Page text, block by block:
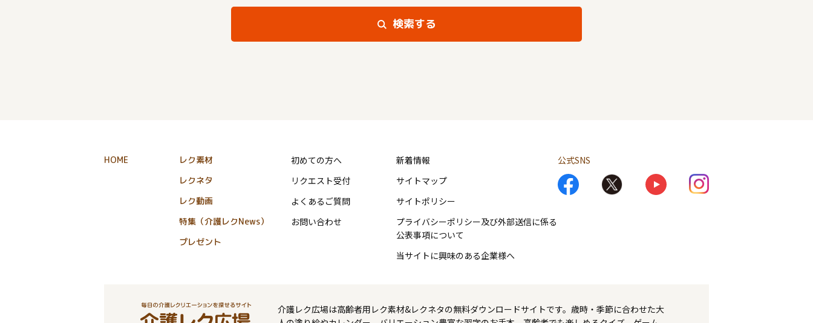
検索する
HOME
レク素材
レクネタ
レク動画
特集（介護レクNews）
プレゼント
初めての方へ
リクエスト受付
よくあるご質問
お問い合わせ
新着情報
サイトマップ
サイトポリシー
プライバシーポリシー及び外部送信に係る
公表事項について
当サイトに興味のある企業様へ
公式SNS
介護レク広場は高齢者用レク素材&レクネタの無料ダウンロードサイトです。歳時・季節に合わせた大